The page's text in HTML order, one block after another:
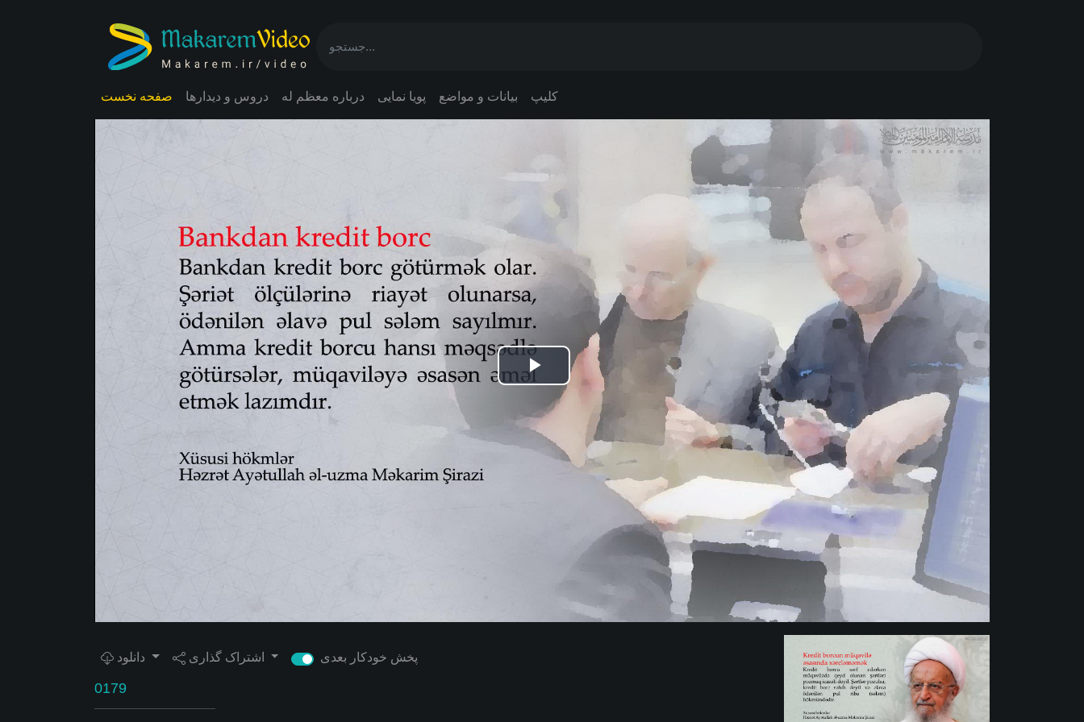
صفحه نخست دروس و دیدارها درباره معظم له پویا نمایی بیانات و مواضع کلیپ
Play
Video
0179